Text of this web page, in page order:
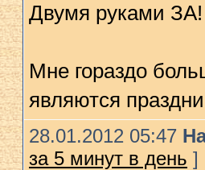
Двумя руками ЗА!
Мне гораздо
являются
28.01.2012 05:47
за 5 минут в день ]